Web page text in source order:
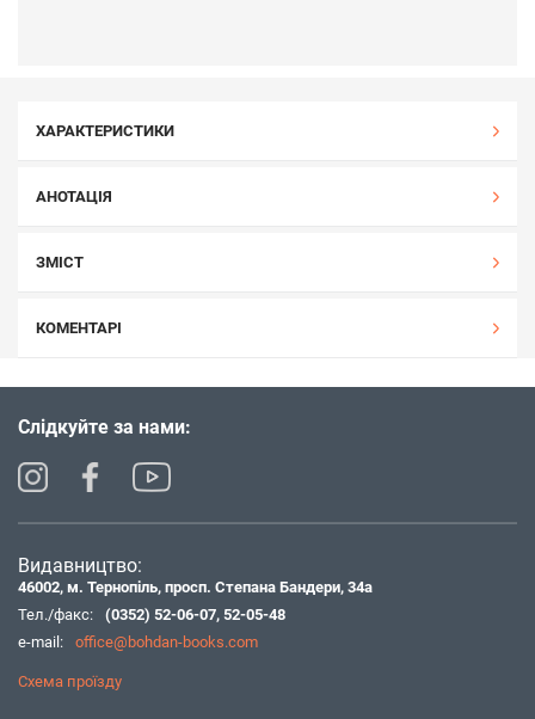
ХАРАКТЕРИСТИКИ
АНОТАЦІЯ
ЗМІСТ
КОМЕНТАРІ
Слідкуйте за нами:
Видавництво:
46002, м. Тернопіль, просп. Степана Бандери, 34а
Тел./факс:
(0352) 52-06-07, 52-05-48
e-mail:
office@bohdan-books.com
Схема проїзду